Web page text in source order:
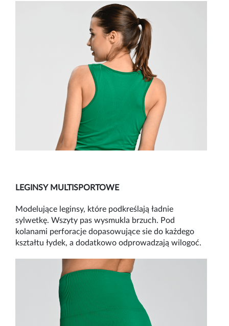
LEGINSY MULTISPORTOWE
Modelujące leginsy, które podkreślają ładnie
sylwetkę. Wszyty pas wysmukla brzuch. Pod
kolanami perforacje dopasowujące sie do każdego
kształtu łydek, a dodatkowo odprowadzają wilogoć.